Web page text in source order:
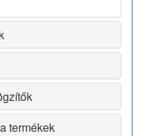
termékek